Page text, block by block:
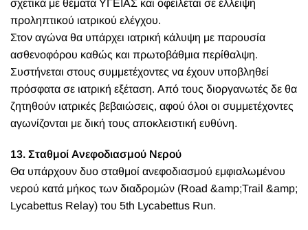
σχετικά με θέματα ΥΓΕΙΑΣ και οφείλεται σε έλλειψη
προληπτικού ιατρικού ελέγχου.
Στον αγώνα θα υπάρχει ιατρική κάλυψη με παρουσία
ασθενοφόρου καθώς και πρωτοβάθμια περίθαλψη.
Συστήνεται στους συμμετέχοντες να έχουν υποβληθεί
πρόσφατα σε ιατρική εξέταση. Από τους διοργανωτές δε θα
ζητηθούν ιατρικές βεβαιώσεις, αφού όλοι οι συμμετέχοντες
αγωνίζονται με δική τους αποκλειστική ευθύνη.
13. Σταθμοί Ανεφοδιασμού Νερού
Θα υπάρχουν δυο σταθμοί ανεφοδιασμού εμφιαλωμένου
νερού κατά μήκος των διαδρομών (Road &amp;Trail &amp;
Lycabettus Relay) του 5th Lycabettus Run.